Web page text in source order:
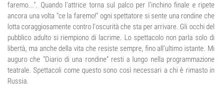
faremo...". Quando l'attrice torna sul palco per l’inchino finale e ripete
ancora una volta "ce la faremo!” ogni spettatore si sente una rondine che
lotta coraggiosamente contro l'oscurità che sta per arrivare. Gli occhi del
pubblico adulto si riempiono di lacrime. Lo spettacolo non parla solo di
libertà, ma anche della vita che resiste sempre, fino all’ultimo istante. Mi
auguro che “Diario di una rondine” resti a lungo nella programmazione
teatrale. Spettacoli come questo sono così necessari a chi è rimasto in
Russia.